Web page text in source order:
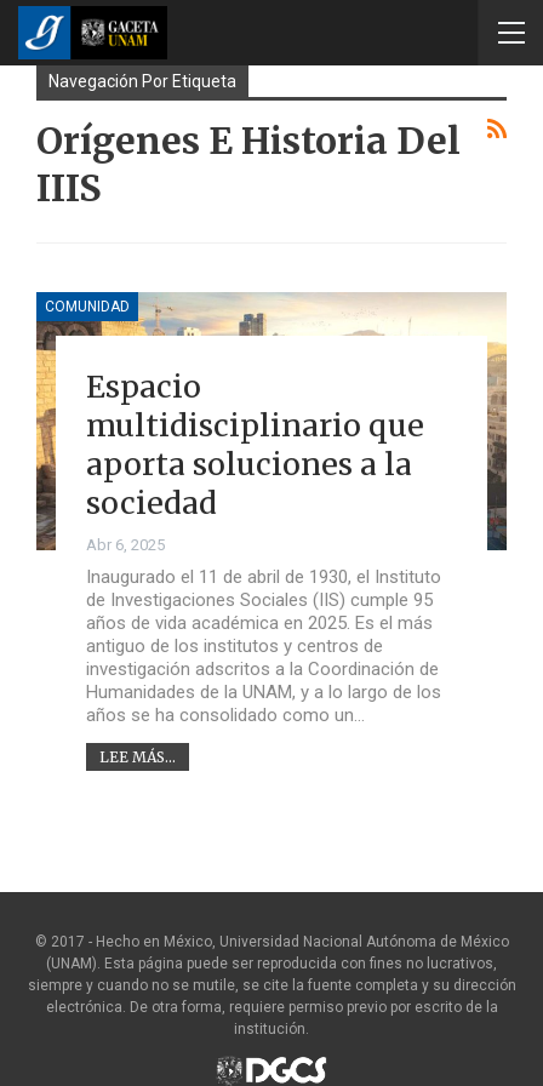
Navegación Por Etiqueta
Orígenes E Historia Del
IIIS
COMUNIDAD
Espacio
multidisciplinario que
aporta soluciones a la
sociedad
Abr 6, 2025
Inaugurado el 11 de abril de 1930, el Instituto
de Investigaciones Sociales (IIS) cumple 95
años de vida académica en 2025. Es el más
antiguo de los institutos y centros de
investigación adscritos a la Coordinación de
Humanidades de la UNAM, y a lo largo de los
años se ha consolidado como un…
LEE MÁS...
© 2017 - Hecho en México, Universidad Nacional Autónoma de México
(UNAM). Esta página puede ser reproducida con fines no lucrativos,
siempre y cuando no se mutile, se cite la fuente completa y su dirección
electrónica. De otra forma, requiere permiso previo por escrito de la
institución.